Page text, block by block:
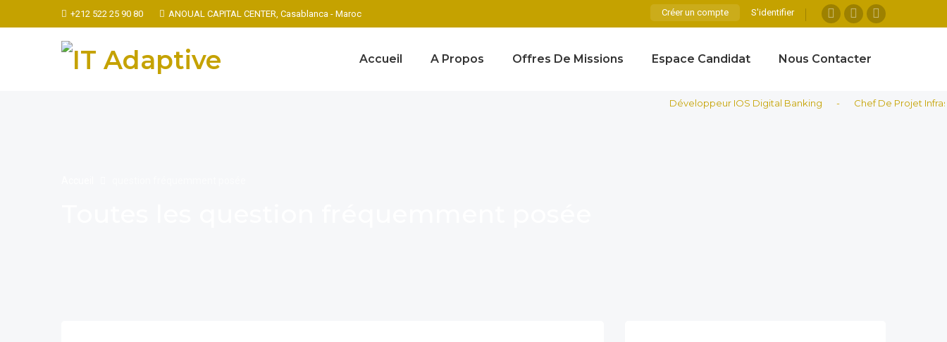
+212 522 25 90 80 ANOUAL CAPITAL CENTER, Casablanca - Maroc Créer un compte S'identifier
Accueil A Propos Offres De Missions Espace Candidat Nous Contacter
Développeur IOS Digital Banking - Chef De Projet